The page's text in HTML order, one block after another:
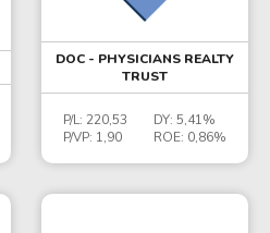
DOC - PHYSICIANS REALTY
TRUST
P/L: 220,53
P/VP: 1,90
DY: 5,41%
ROE: 0,86%